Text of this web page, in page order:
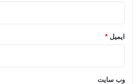
ایمیل *
وب‌ سایت